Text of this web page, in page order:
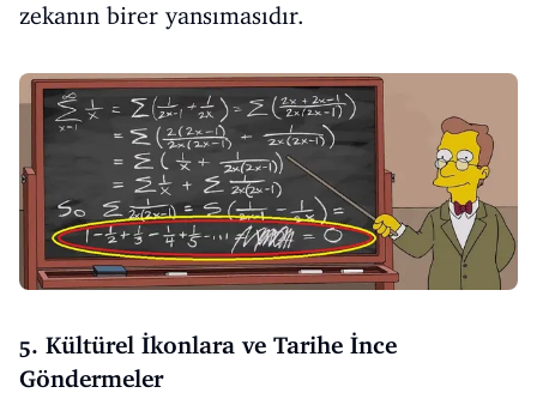
zekanın birer yansımasıdır.
5. Kültürel İkonlara ve Tarihe İnce
Göndermeler